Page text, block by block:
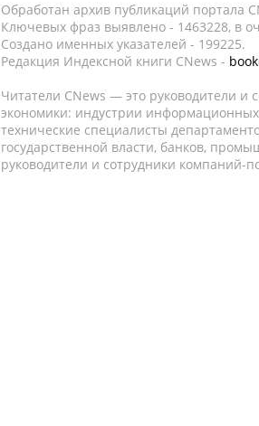
Обработан архив публикаций портала
Ключевых фраз выявлено - 1463228, в
Создано именных указателей - 199225.
Редакция Индексной книги CNews -
Читатели CNews — это руководители и
экономики: индустрии
технические специалисты
государственной власти, банков,
руководители и сотрудники компаний-